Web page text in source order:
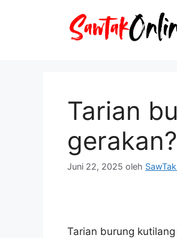
Tarian
gerakan?
Juni 22, 2025 oleh
Tarian burung